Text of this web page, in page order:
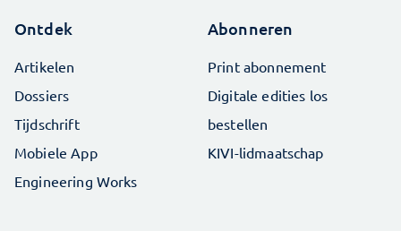
Ontdek
Artikelen
Dossiers
Tijdschrift
Mobiele App
Engineering Works
Abonneren
Print abonnement
Digitale edities los
bestellen
KIVI-lidmaatschap